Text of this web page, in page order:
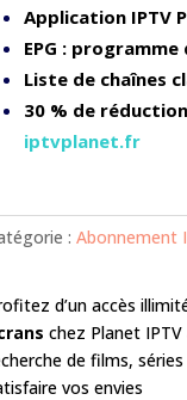
Application IPTV
EPG :
Liste de chaînes
30 % de
iptvplanet.fr
: Abonnement
d’un accès
chez Planet IPTV
de films,
vos envies